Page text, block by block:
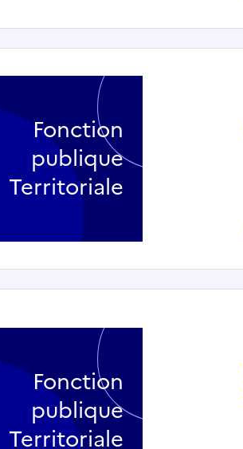
Fonction
publique
Territoriale
Fonction
publique
Territoriale